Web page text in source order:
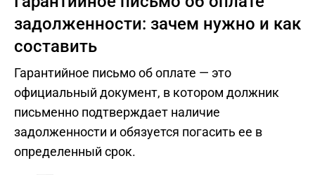
задолженности: зачем нужно и как
составить
Гарантийное письмо об оплате — это
официальный документ, в котором должник
письменно подтверждает наличие
задолженности и обязуется погасить ее в
определенный срок.